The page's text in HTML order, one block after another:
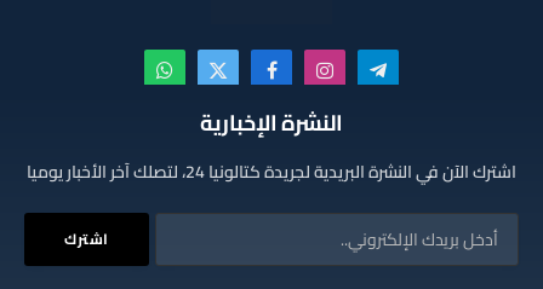
تيلقرام الانستغرامفيسبوكX
(Twitter)
واتساب
النشرة الإخبارية
اشترك الآن في النشرة البريدية لجريدة كتالونيا 24، لتصلك آخر الأخبار يوميا